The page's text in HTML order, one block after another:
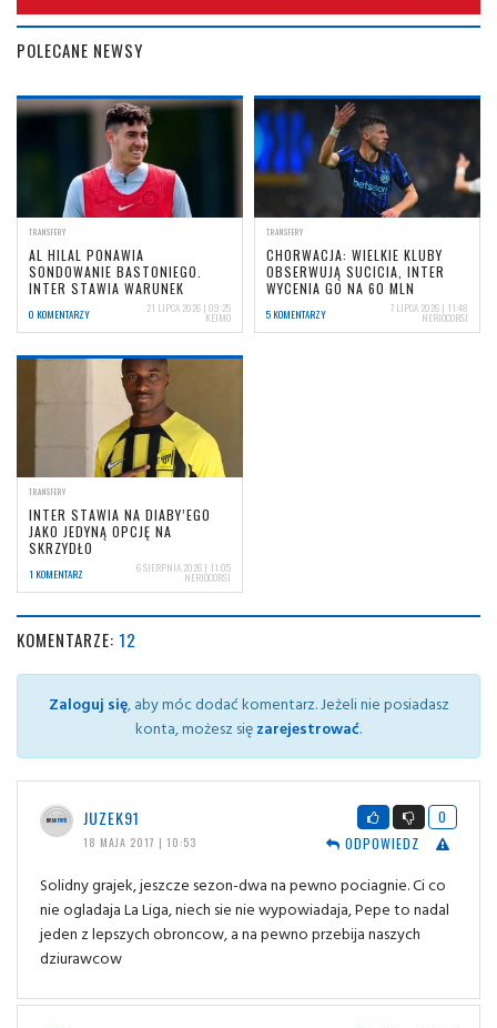
POLECANE NEWSY
TRANSFERY
AL HILAL PONAWIA
SONDOWANIE BASTONIEGO.
INTER STAWIA WARUNEK
0 KOMENTARZY 21 LIPCA 2026 | 09:25
KEJMO
TRANSFERY
CHORWACJA: WIELKIE KLUBY
OBSERWUJĄ SUCICIA, INTER
WYCENIA GO NA 60 MLN
5 KOMENTARZY 7 LIPCA 2026 | 11:48
NERIOCORSI
TRANSFERY
INTER STAWIA NA DIABY’EGO
JAKO JEDYNĄ OPCJĘ NA
SKRZYDŁO
1 KOMENTARZ 6 SIERPNIA 2026 | 11:05
NERIOCORSI
KOMENTARZE: 12
Zaloguj się, aby móc dodać komentarz. Jeżeli nie posiadasz
konta, możesz sięzarejestrować.
JUZEK91
18 MAJA 2017 | 10:53
0
ODPOWIEDZ
Solidny grajek, jeszcze sezon-dwa na pewno pociagnie. Ci co
nie ogladaja La Liga, niech sie nie wypowiadaja, Pepe to nadal
jeden z lepszych obroncow, a na pewno przebija naszych
dziurawcow